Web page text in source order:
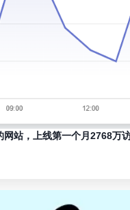
网站，上线第一个月2768万